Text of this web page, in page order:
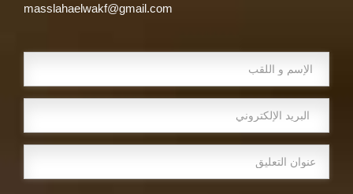
masslahaelwakf@gmail.com